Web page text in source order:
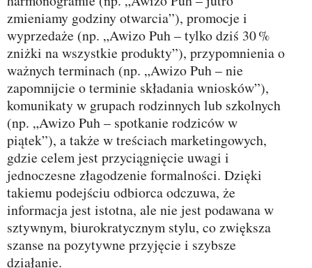
zmieniamy godziny otwarcia”), promocje i
wyprzedaże (np. „Awizo Puh – tylko dziś 30 %
zniżki na wszystkie produkty”), przypomnienia o
ważnych terminach (np. „Awizo Puh – nie
zapomnijcie o terminie składania wniosków”),
komunikaty w grupach rodzinnych lub szkolnych
(np. „Awizo Puh – spotkanie rodziców w
piątek”), a także w treściach marketingowych,
gdzie celem jest przyciągnięcie uwagi i
jednoczesne złagodzenie formalności. Dzięki
takiemu podejściu odbiorca odczuwa, że
informacja jest istotna, ale nie jest podawana w
sztywnym, biurokratycznym stylu, co zwiększa
szanse na pozytywne przyjęcie i szybsze
działanie.